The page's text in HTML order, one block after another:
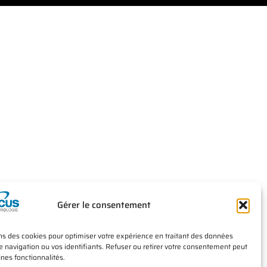
Gérer le consentement
des cookies pour optimiser votre expérience en traitant des données
navigation ou vos identifiants. Refuser ou retirer votre consentement peut
fonctionnalités.